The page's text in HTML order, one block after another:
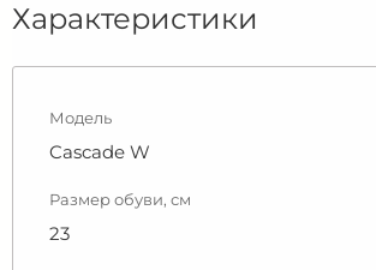
Характеристики
Модель
Cascade W
Размер обуви, см
23